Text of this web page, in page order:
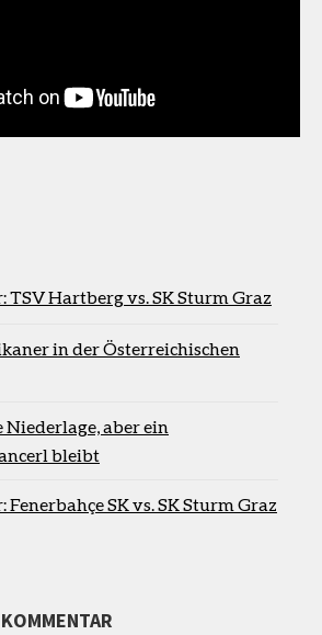
TSV Hartberg vs. SK Sturm Graz
in der Österreichischen
aber ein
bleibt
Fenerbahçe SK vs. SK Sturm Graz